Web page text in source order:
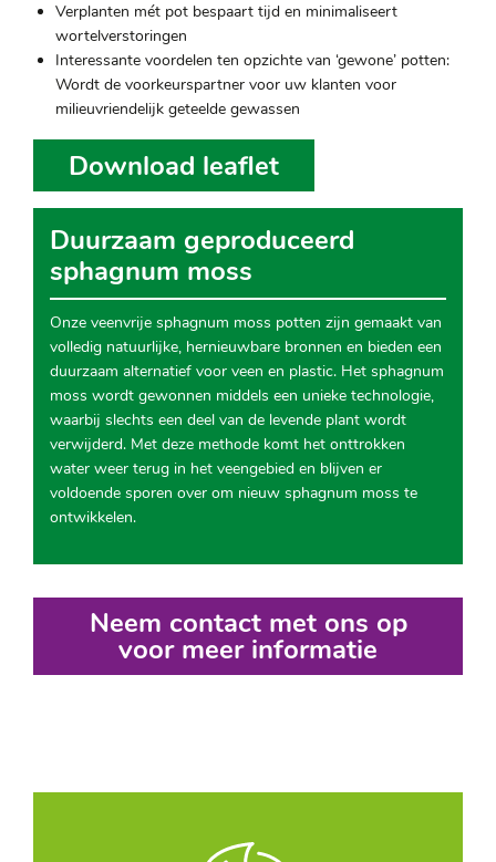
Verplanten mét pot bespaart tijd en minimaliseert
wortelverstoringen
Interessante voordelen ten opzichte van ‘gewone’ potten:
Wordt de voorkeurspartner voor uw klanten voor
milieuvriendelijk geteelde gewassen
Download leaflet
Duurzaam geproduceerd
sphagnum moss
Onze veenvrije sphagnum moss potten zijn gemaakt van
volledig natuurlijke, hernieuwbare bronnen en bieden een
duurzaam alternatief voor veen en plastic. Het sphagnum
moss wordt gewonnen middels een unieke technologie,
waarbij slechts een deel van de levende plant wordt
verwijderd. Met deze methode komt het onttrokken
water weer terug in het veengebied en blijven er
voldoende sporen over om nieuw sphagnum moss te
ontwikkelen.
Neem contact met ons op
voor meer informatie